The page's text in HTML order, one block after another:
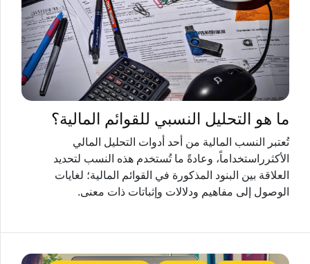
ما هو التحليل النسبي للقوائم المالية؟
تُعتبر النسب المالية من أحد أدوات التحليل المالي
الأكثرراستخداماً، وعادةً ما تُستخدم هذه النسب لتحديد
العلاقة بين البنود المذكورة في القوائم المالية؛ لغايات
الوصول إلى مفاهيم ودلالات وإثباتات ذات معنى.